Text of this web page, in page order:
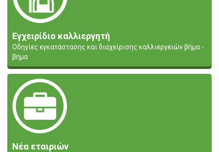
Εγχειρίδιο καλλιεργητή
Οδηγίες εγκατάστασης και διαχείρισης καλλιεργειών βήμα -
βήμα
Νέα εταιριών